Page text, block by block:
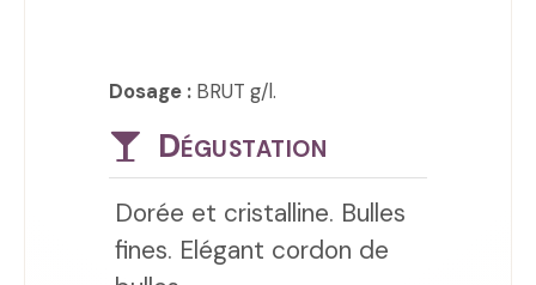
Dosage : BRUT g/l.
Dégustation
Dorée et cristalline. Bulles
fines. Elégant cordon de